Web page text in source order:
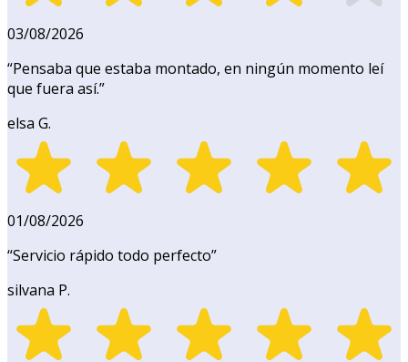
03/08/2026
“Pensaba que estaba montado, en ningún momento leí
que fuera así.”
elsa G.
01/08/2026
“Servicio rápido todo perfecto”
silvana P.